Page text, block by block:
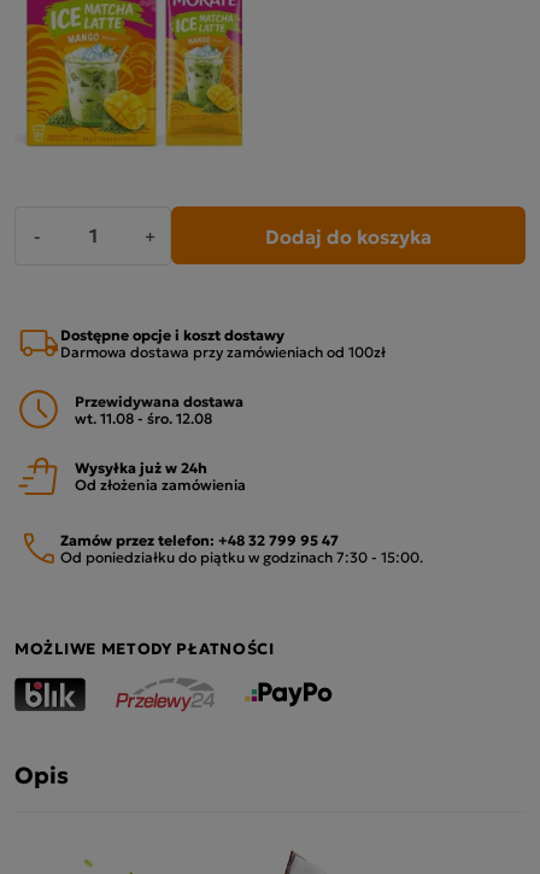
- + Dodaj do koszyka
Dostępne opcje i koszt dostawy
Darmowa dostawa przy zamówieniach od 100zł
Przewidywana dostawa
wt. 11.08 - śro. 12.08
Wysyłka już w 24h
Od złożenia zamówienia
Zamów przez telefon: +48 32 799 95 47
Od poniedziałku do piątku w godzinach 7:30 - 15:00.
MOŻLIWE METODY PŁATNOŚCI
Opis